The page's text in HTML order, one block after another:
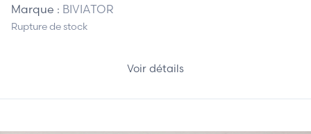
Marque : BIVIATOR
Rupture de stock
Voir détails